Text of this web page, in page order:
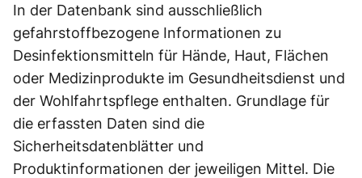
In der Datenbank sind ausschließlich
gefahrstoffbezogene Informationen zu
Desinfektionsmitteln für Hände, Haut, Flächen
oder Medizinprodukte im Gesundheitsdienst und
der Wohlfahrtspflege enthalten. Grundlage für
die erfassten Daten sind die
Sicherheitsdatenblätter und
Produktinformationen der jeweiligen Mittel. Die